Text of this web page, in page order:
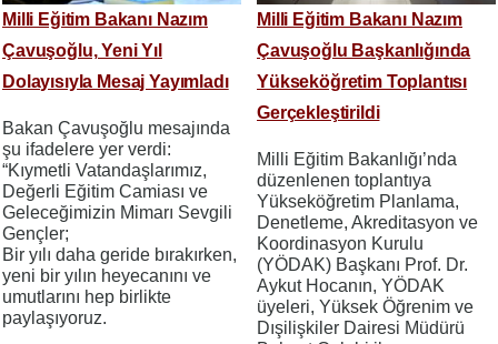
Milli Eğitim Bakanı Nazım
Çavuşoğlu, Yeni Yıl
Dolayısıyla Mesaj Yayımladı
Bakan Çavuşoğlu mesajında
şu ifadelere yer verdi:
“Kıymetli Vatandaşlarımız,
Değerli Eğitim Camiası ve
Geleceğimizin Mimarı Sevgili
Gençler;
Bir yılı daha geride bırakırken,
yeni bir yılın heyecanını ve
umutlarını hep birlikte
paylaşıyoruz.
Milli Eğitim Bakanı Nazım
Çavuşoğlu Başkanlığında
Yükseköğretim Toplantısı
Gerçekleştirildi
Milli Eğitim Bakanlığı’nda
düzenlenen toplantıya
Yükseköğretim Planlama,
Denetleme, Akreditasyon ve
Koordinasyon Kurulu
(YÖDAK) Başkanı Prof. Dr.
Aykut Hocanın, YÖDAK
üyeleri, Yüksek Öğrenim ve
Dışilişkiler Dairesi Müdürü